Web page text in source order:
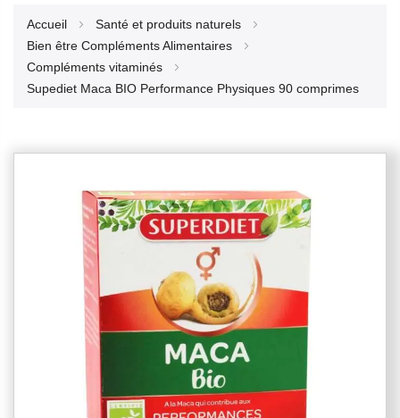
Accueil
Santé et produits naturels
Bien être Compléments Alimentaires
Compléments vitaminés
Supediet Maca BIO Performance Physiques 90 comprimes